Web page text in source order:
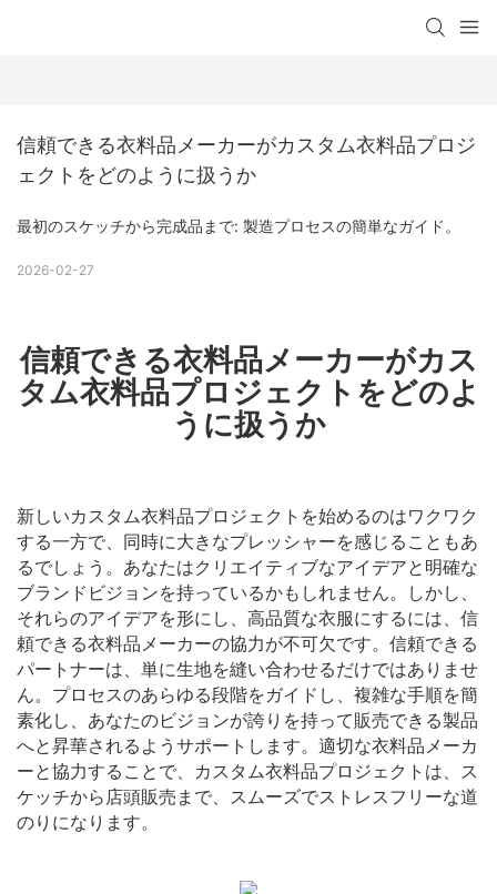
信頼できる衣料品メーカーがカスタム衣料品プロジ
ェクトをどのように扱うか
最初のスケッチから完成品まで: 製造プロセスの簡単なガイド。
2026-02-27
信頼できる衣料品メーカーがカス
タム衣料品プロジェクトをどのよ
うに扱うか
新しいカスタム衣料品プロジェクトを始めるのはワクワク
する一方で、同時に大きなプレッシャーを感じることもあ
るでしょう。あなたはクリエイティブなアイデアと明確な
ブランドビジョンを持っているかもしれません。しかし、
それらのアイデアを形にし、高品質な衣服にするには、信
頼できる衣料品メーカーの協力が不可欠です。信頼できる
パートナーは、単に生地を縫い合わせるだけではありませ
ん。プロセスのあらゆる段階をガイドし、複雑な手順を簡
素化し、あなたのビジョンが誇りを持って販売できる製品
へと昇華されるようサポートします。適切な衣料品メーカ
ーと協力することで、カスタム衣料品プロジェクトは、ス
ケッチから店頭販売まで、スムーズでストレスフリーな道
のりになります。